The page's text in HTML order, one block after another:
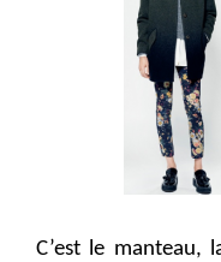
C’est le manteau,